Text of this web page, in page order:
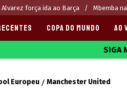
Alvarez força ida ao Barça Mbemba
de apostas 2025
COPA DO MUNDO AO
SIGA
Europeu Manchester United